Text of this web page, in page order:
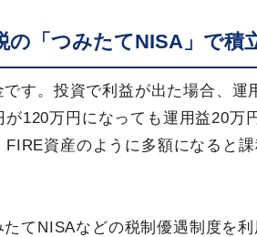
の「つみたてNISA」で積
す。投資で利益が出た場合、運
120万円になっても運用益20万
資産のように多額になると
てNISAなどの税制優遇制度を利